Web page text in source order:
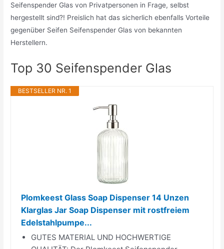
Seifenspender Glas von Privatpersonen in Frage, selbst
hergestellt sind?! Preislich hat das sicherlich ebenfalls Vorteile
gegenüber Seifen Seifenspender Glas von bekannten
Herstellern.
Top 30 Seifenspender Glas
BESTSELLER NR. 1
Plomkeest Glass Soap Dispenser 14 Unzen
Klarglas Jar Soap Dispenser mit rostfreiem
Edelstahlpumpe...
GUTES MATERIAL UND HOCHWERTIGE